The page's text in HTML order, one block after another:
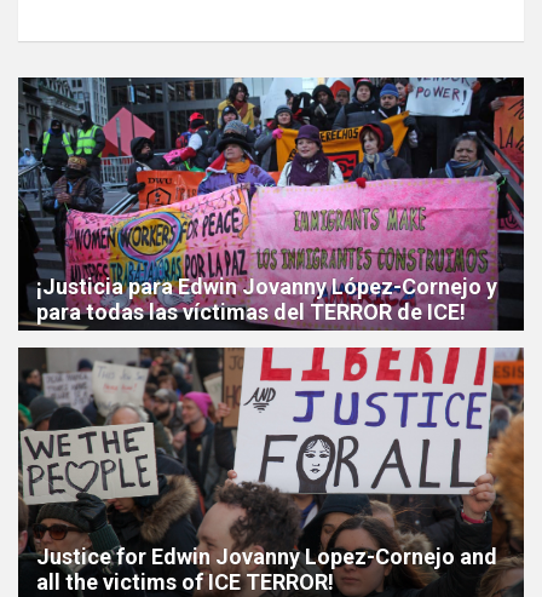
¡Justicia para Edwin Jovanny López-Cornejo y
para todas las víctimas del TERROR de ICE!
Justice for Edwin Jovanny Lopez-Cornejo and
all the victims of ICE TERROR!